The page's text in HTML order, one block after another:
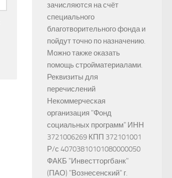
зачисляются на счёт
специального
благотворительного фонда и
пойдут точно по назначению.
Можно также оказать
помощь стройматериалами.
Реквизиты для
перечислений
Некоммерческая
организация "Фонд
социальных программ" ИНН
3721006269 КПП 372101001
Р/с 40703810101080000050
ФАКБ "Инвестторгбанк"
(ПАО) "Вознесенский" г.